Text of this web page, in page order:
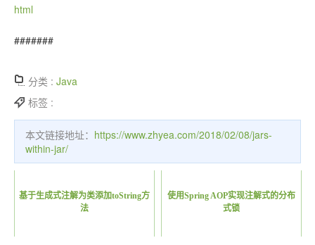
html
#######
分类 : Java
标签 :
本文链接地址： https://www.zhyea.com/2018/02/08/jars-
within-jar/
基于生成式注解为类添加toString方
法
使用Spring AOP实现注解式的分布
式锁